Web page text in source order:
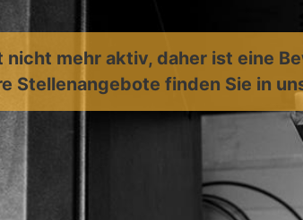
nicht mehr aktiv, daher ist eine
Stellenangebote finden Sie in